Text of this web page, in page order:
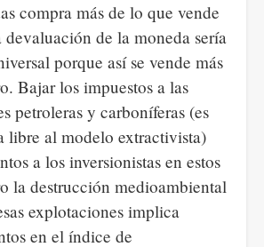
compra más de lo que vende
devaluación de la moneda sería
porque así se vende más
Bajar los impuestos a las
petroleras y carboníferas (es
libre al modelo extractivista)
a los inversionistas en estos
la destrucción medioambiental
explotaciones implica
en el índice de